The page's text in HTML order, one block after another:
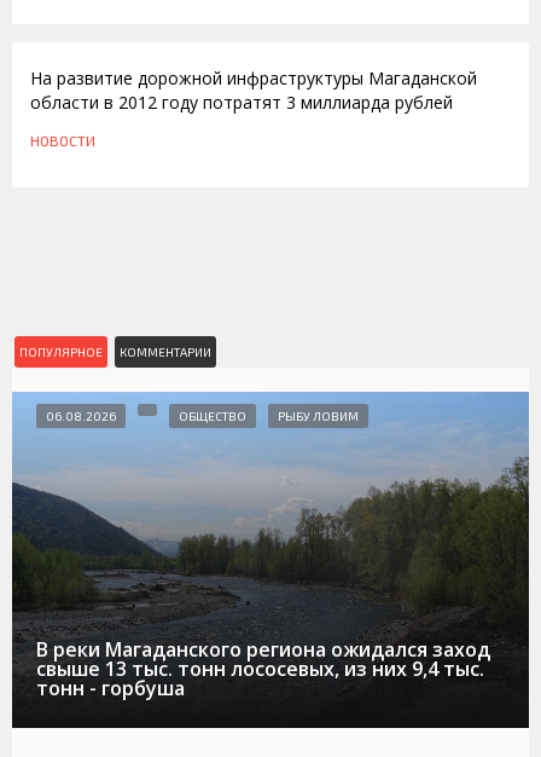
На развитие дорожной инфраструктуры Магаданской
области в 2012 году потратят 3 миллиарда рублей
НОВОСТИ
ПОПУЛЯРНОЕ КОММЕНТАРИИ
В реки Магаданского региона ожидался заход
свыше 13 тыс. тонн лососевых, из них 9,4 тыс.
тонн - горбуша
06.08.2026 ОБЩЕСТВО РЫБУ ЛОВИМ